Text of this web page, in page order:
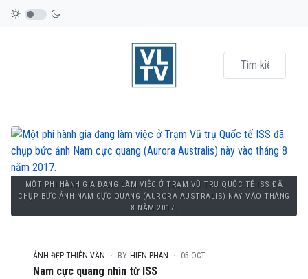
MỘT PHI HÀNH GIA ĐANG LÀM VIỆC Ở TRẠM VŨ TRỤ QUỐC TẾ ISS ĐÃ
CHỤP BỨC ẢNH NAM CỰC QUANG (AURORA AUSTRALIS) NÀY VÀO THÁNG
8 NĂM 2017.
ẢNH ĐẸP THIÊN VĂN BY HIEN PHAN 05.OCT
Nam cực quang nhìn từ ISS